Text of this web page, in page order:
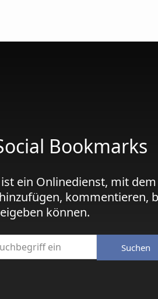
Bookmarks
ein Onlinedienst, mit
kommentieren,
können.